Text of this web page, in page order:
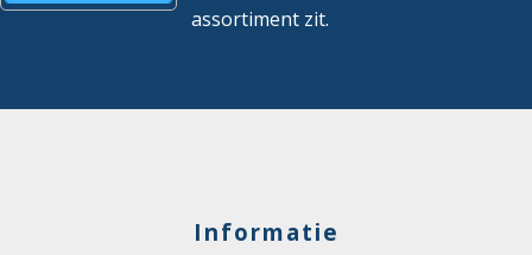
assortiment zit.
Informatie